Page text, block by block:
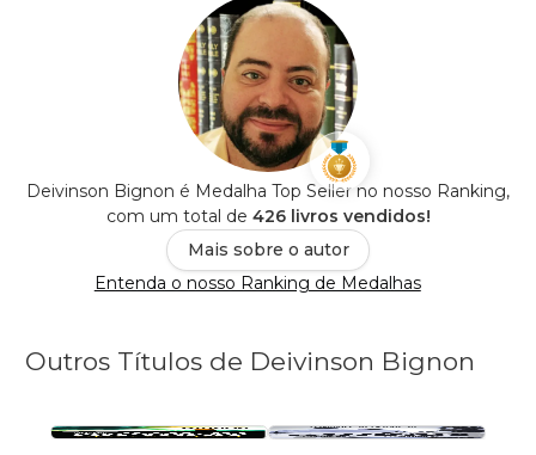
Deivinson Bignon é Medalha Top Seller no nosso Ranking,
com um total de 426 livros vendidos!
Mais sobre o autor
Entenda o nosso Ranking de Medalhas
Outros Títulos de Deivinson Bignon